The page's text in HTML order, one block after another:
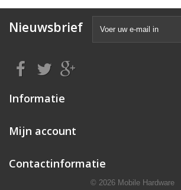
Nieuwsbrief
Informatie
Mijn account
Contactinformatie
© 2026 Mobile Hardware